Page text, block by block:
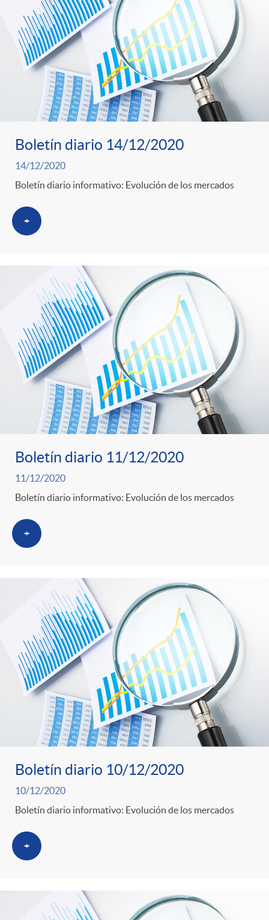
Boletín diario 14/12/2020
14/12/2020
Boletín diario informativo: Evolución de los mercados
+
Boletín diario 11/12/2020
11/12/2020
Boletín diario informativo: Evolución de los mercados
+
Boletín diario 10/12/2020
10/12/2020
Boletín diario informativo: Evolución de los mercados
+